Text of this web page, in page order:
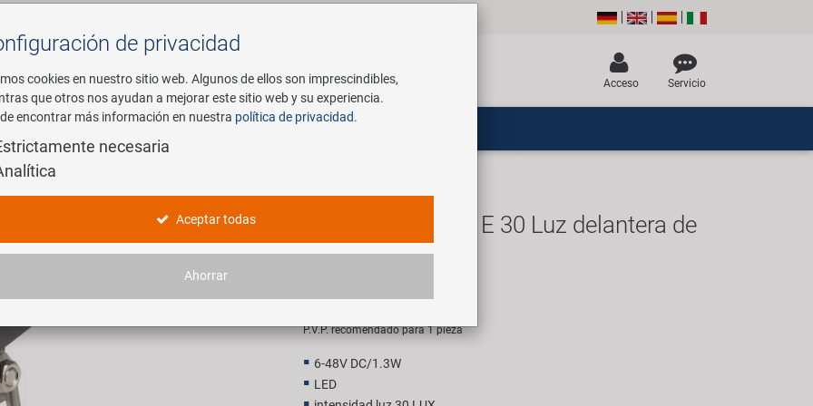
Buscar
Acceso Servicio
Servicio
de E-Bike
M-WAVE Apollon E 30 Luz delantera de
E-Bike
12,90 EUR
P.V.P. recomendado para 1 pieza
6-48V DC/1.3W
LED
de privacidad
cookies en nuestro sitio web. Algunos de ellos son imprescindibles,
que otros nos ayudan a mejorar este sitio web y su experiencia.
encontrar más información en nuestra política de privacidad.
necesaria
Aceptar todas
Ahorrar